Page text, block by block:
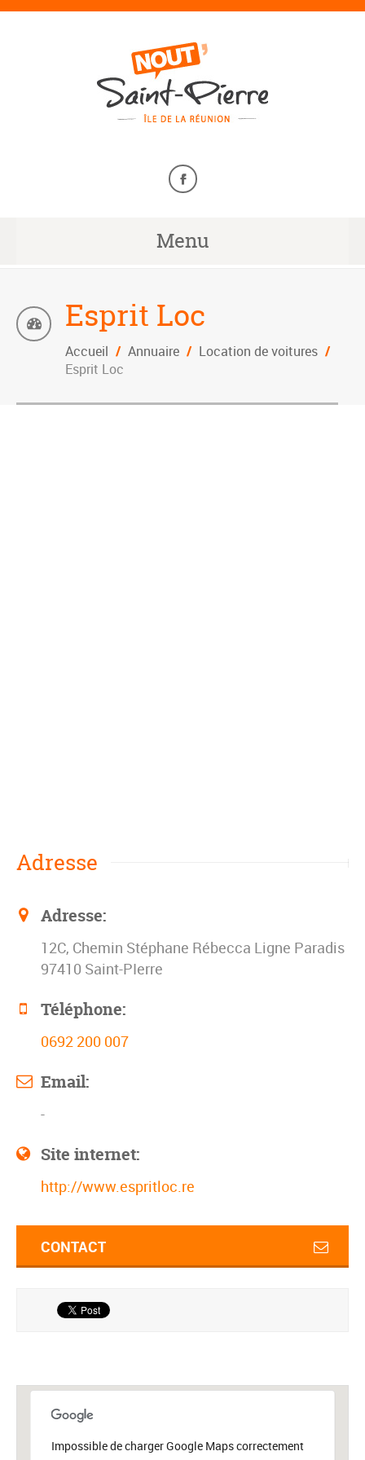
Menu
Esprit Loc
Accueil / Annuaire / Location de voitures /
Esprit Loc
Adresse
Adresse:
12C, Chemin Stéphane Rébecca Ligne Paradis
97410 Saint-PIerre
Téléphone:
0692 200 007
Email:
-
Site internet:
http://www.espritloc.re
CONTACT
Impossible de charger Google Maps correctement